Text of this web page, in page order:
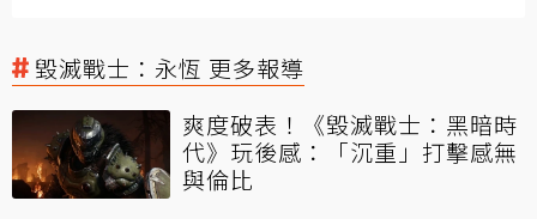
毀滅戰士：永恆 更多報導
爽度破表！《毀滅戰士：黑暗時
代》玩後感：「沉重」打擊感無
與倫比